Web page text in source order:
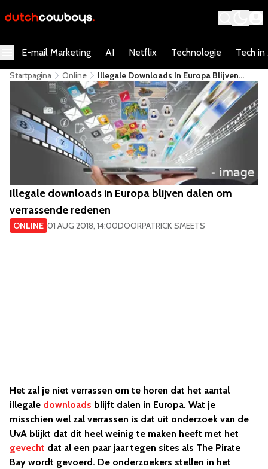
E-mail Marketing AI Netflix Technologie Tech in
Startpagina Online
Illegale Downloads In Europa Blijven
Dalen Om Verrassende Redenen
Illegale downloads in Europa blijven dalen om
verrassende redenen
ONLINE 01 AUG 2018, 14:00DOORPATRICK SMEETS
Het zal je niet verrassen om te horen dat het aantal
illegale downloads blijft dalen in Europa. Wat je
misschien wel zal verrassen is dat uit onderzoek van de
UvA blijkt dat dit heel weinig te maken heeft met het
gevecht dat al een paar jaar tegen sites als The Pirate
Bay wordt gevoerd. De onderzoekers stellen in het